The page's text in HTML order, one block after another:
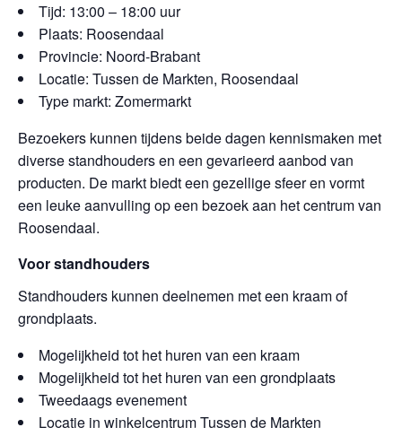
Tijd: 13:00 – 18:00 uur
Plaats: Roosendaal
Provincie: Noord-Brabant
Locatie: Tussen de Markten, Roosendaal
Type markt: Zomermarkt
Bezoekers kunnen tijdens beide dagen kennismaken met
diverse standhouders en een gevarieerd aanbod van
producten. De markt biedt een gezellige sfeer en vormt
een leuke aanvulling op een bezoek aan het centrum van
Roosendaal.
Voor standhouders
Standhouders kunnen deelnemen met een kraam of
grondplaats.
Mogelijkheid tot het huren van een kraam
Mogelijkheid tot het huren van een grondplaats
Tweedaags evenement
Locatie in winkelcentrum Tussen de Markten